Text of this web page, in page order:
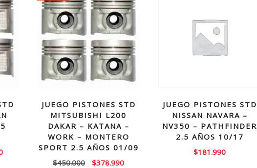
El
JUEGO PISTONES STD
MITSUBISHI L200
DAKAR – KATANA –
WORK – MONTERO
SPORT 2.5 AÑOS 01/09
$450.000
El
$378.990El
JUEGO PISTONES STD
NISSAN NAVARA –
NV350 – PATHFINDER
2.5 AÑOS 10/17
$181.990